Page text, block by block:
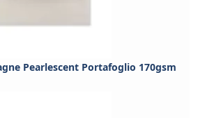
Pearlescent Portafoglio 170gsm